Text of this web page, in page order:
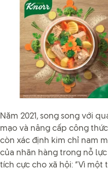
Năm 2021, song song với
mạo và nâng cấp công
còn xác định kim chỉ nam
của nhãn hàng trong nỗ
tích cực cho xã hội: “Vì một